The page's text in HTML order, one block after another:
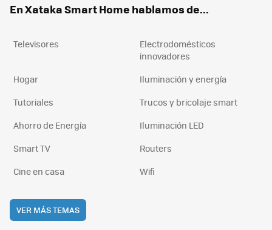
En Xataka Smart Home hablamos de...
Televisores
Electrodomésticos
innovadores
Hogar
Iluminación y energía
Tutoriales
Trucos y bricolaje smart
Ahorro de Energía
Iluminación LED
Smart TV
Routers
Cine en casa
Wifi
VER MÁS TEMAS